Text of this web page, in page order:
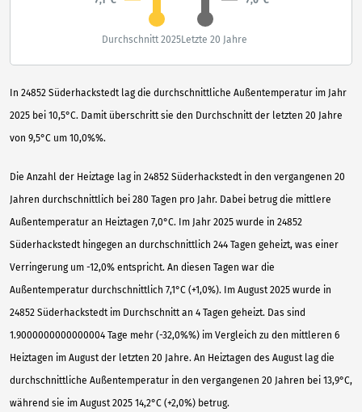
In 24852 Süderhackstedt lag die durchschnittliche Außentemperatur im Jahr
2025 bei 10,5°C. Damit überschritt sie den Durchschnitt der letzten 20 Jahre
von 9,5°C um 10,0%%.
Die Anzahl der Heiztage lag in 24852 Süderhackstedt in den vergangenen 20
Jahren durchschnittlich bei 280 Tagen pro Jahr. Dabei betrug die mittlere
Außentemperatur an Heiztagen 7,0°C. Im Jahr 2025 wurde in 24852
Süderhackstedt hingegen an durchschnittlich 244 Tagen geheizt, was einer
Verringerung um -12,0% entspricht. An diesen Tagen war die
Außentemperatur durchschnittlich 7,1°C (+1,0%). Im August 2025 wurde in
24852 Süderhackstedt im Durchschnitt an 4 Tagen geheizt. Das sind
1.9000000000000004 Tage mehr (-32,0%%) im Vergleich zu den mittleren 6
Heiztagen im August der letzten 20 Jahre. An Heiztagen des August lag die
durchschnittliche Außentemperatur in den vergangenen 20 Jahren bei 13,9°C,
während sie im August 2025 14,2°C (+2,0%) betrug.
Durchschnitt 2025Letzte 20 Jahre